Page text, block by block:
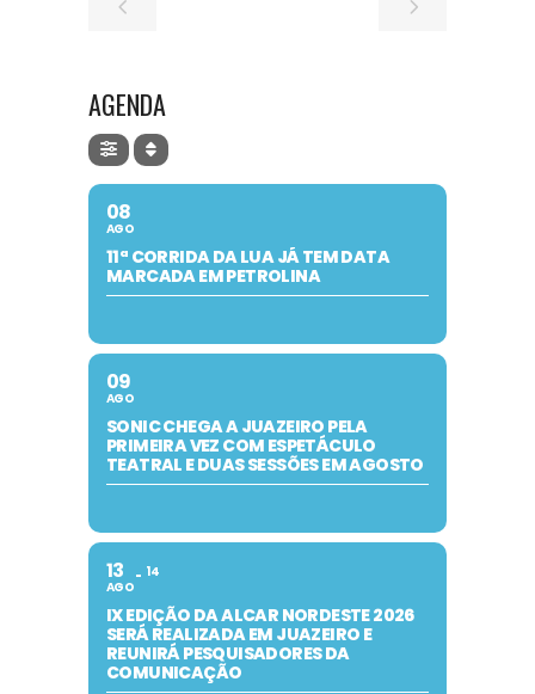
AGENDA
08
AGO
11ª CORRIDA DA LUA JÁ TEM DATA
MARCADA EM PETROLINA
09
AGO
SONIC CHEGA A JUAZEIRO PELA
PRIMEIRA VEZ COM ESPETÁCULO
TEATRAL E DUAS SESSÕES EM AGOSTO
13
AGO
14
IX EDIÇÃO DA ALCAR NORDESTE 2026
SERÁ REALIZADA EM JUAZEIRO E
REUNIRÁ PESQUISADORES DA
COMUNICAÇÃO